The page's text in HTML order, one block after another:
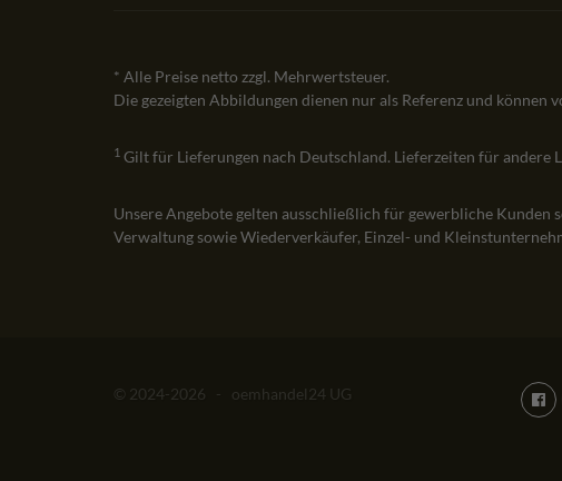
* Alle Preise netto zzgl. Mehrwertsteuer.
Die gezeigten Abbildungen dienen nur als Referenz und können
1 Gilt für Lieferungen nach Deutschland. Lieferzeiten für
Unsere Angebote gelten ausschließlich für gewerbliche
Verwaltung sowie Wiederverkäufer, Einzel- und
© 2024-2026 - oemhandel24 UG